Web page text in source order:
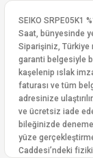
SEIKO SRPE05K1
Saat, bünyesinde
Siparişiniz, Türkiye
garanti belgesiyle
kaşelenip ıslak
faturası ve tüm
adresinize
ve ücretsiz iade
bileğinizde
yüze
Caddesi’ndeki